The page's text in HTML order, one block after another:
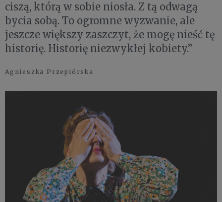
ciszą, którą w sobie niosła. Z tą odwagą
bycia sobą. To ogromne wyzwanie, ale
jeszcze większy zaszczyt, że mogę nieść tę
historię. Historię niezwykłej kobiety.”
Agnieszka Przepiórska